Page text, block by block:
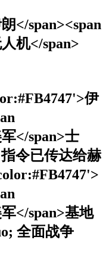
</span><span
机</span>
伊
</span>士
令已传达给赫
</span>基地
全面战争